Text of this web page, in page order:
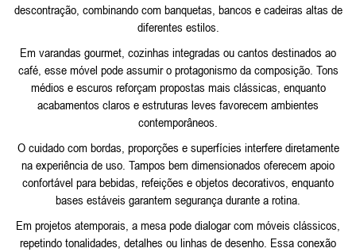
descontração, combinando com banquetas, bancos e cadeiras altas de
diferentes estilos.
Em varandas gourmet, cozinhas integradas ou cantos destinados ao
café, esse móvel pode assumir o protagonismo da composição. Tons
médios e escuros reforçam propostas mais clássicas, enquanto
acabamentos claros e estruturas leves favorecem ambientes
contemporâneos.
O cuidado com bordas, proporções e superfícies interfere diretamente
na experiência de uso. Tampos bem dimensionados oferecem apoio
confortável para bebidas, refeições e objetos decorativos, enquanto
bases estáveis garantem segurança durante a rotina.
Em projetos atemporais, a mesa pode dialogar com móveis clássicos
repetindo tonalidades, detalhes ou linhas de desenho. Essa conexão